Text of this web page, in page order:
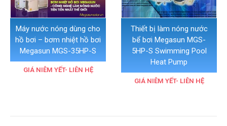
Máy nước nóng dùng cho
hồ bơi – bơm nhiệt hồ bơi
Megasun MGS-35HP-S
GIÁ NIÊM YẾT- LIÊN HỆ
Thiết bị làm nóng nước
bể bơi Megasun MGS-
5HP-S Swimming Pool
Heat Pump
GIÁ NIÊM YẾT- LIÊN HỆ